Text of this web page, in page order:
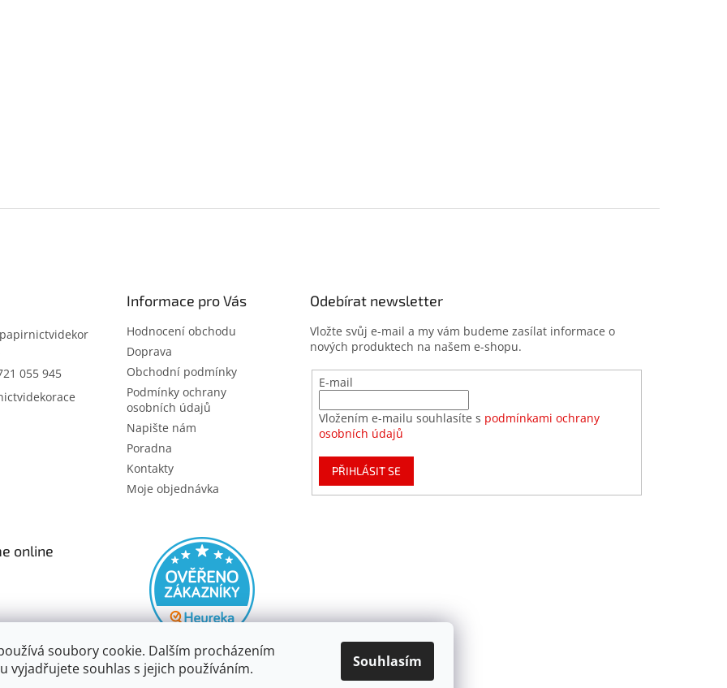
soubory cookie. Dalším procházením
vyjadřujete souhlas s jejich používáním.
Souhlasím
papirnictvidekor
055 945
Informace pro Vás
Hodnocení obchodu
Doprava
Obchodní podmínky
Podmínky ochrany
osobních údajů
Napište nám
Poradna
Kontakty
Moje objednávka
Odebírat newsletter
Vložte svůj e-mail a my vám budeme zasílat informace o
nových produktech na našem e-shopu.
E-mail
Vložením e-mailu souhlasíte s podmínkami ochrany
osobních údajů
PŘIHLÁSIT SE
online